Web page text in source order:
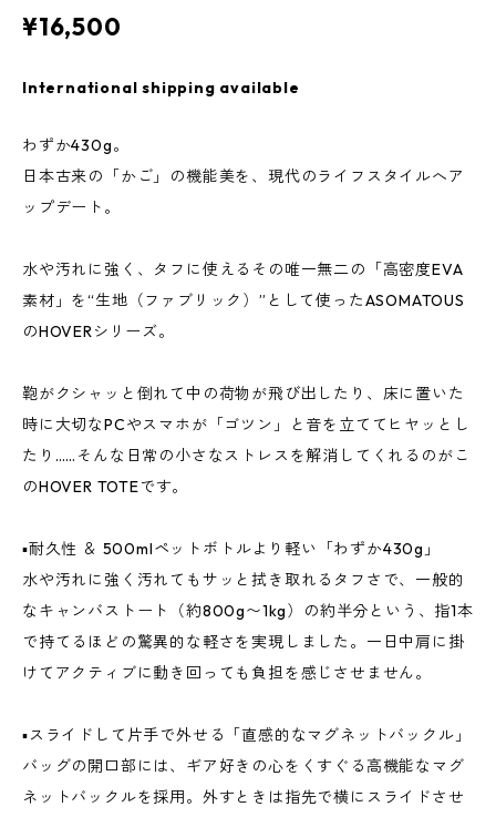
¥16,500
International shipping available
わずか430g。
日本古来の「かご」の機能美を、現代のライフスタイルへア
ップデート。
水や汚れに強く、タフに使えるその唯一無二の「高密度EVA
素材」を“生地（ファブリック）”として使ったASOMATOUS
のHOVERシリーズ。
鞄がクシャッと倒れて中の荷物が飛び出したり、床に置いた
時に大切なPCやスマホが「ゴツン」と音を立ててヒヤッとし
たり……そんな日常の小さなストレスを解消してくれるのがこ
のHOVER TOTEです。
▪️耐久性 ＆ 500mlペットボトルより軽い「わずか430g」
水や汚れに強く汚れてもサッと拭き取れるタフさで、一般的
なキャンバストート（約800g〜1kg）の約半分という、指1本
で持てるほどの驚異的な軽さを実現しました。一日中肩に掛
けてアクティブに動き回っても負担を感じさせません。
▪️スライドして片手で外せる「直感的なマグネットバックル」
バッグの開口部には、ギア好きの心をくすぐる高機能なマグ
ネットバックルを採用。外すときは指先で横にスライドさせ